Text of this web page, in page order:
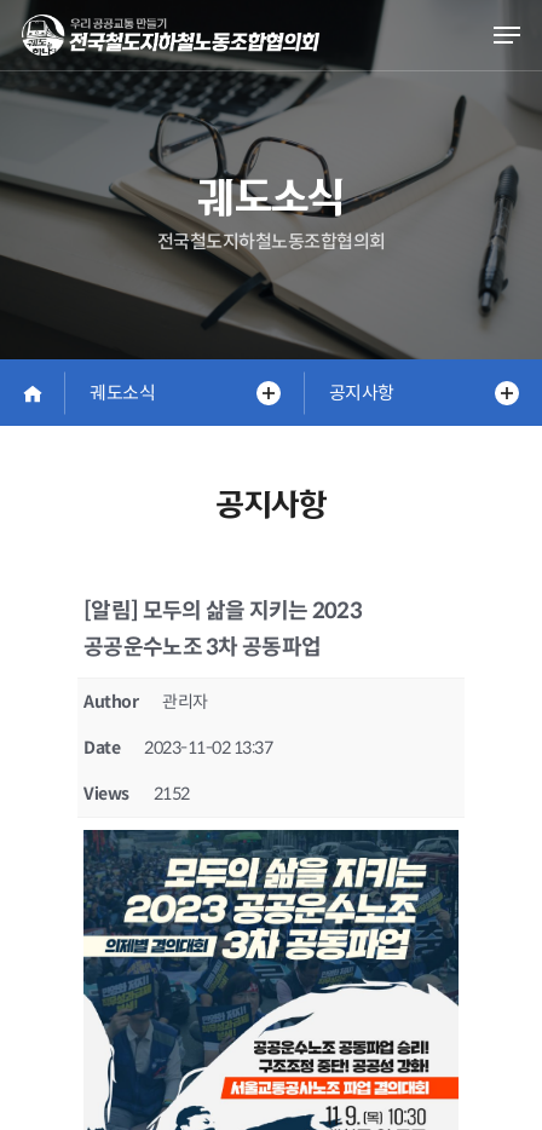
Skip
main
content
궤도소식
전국철도지하철노동조합협의회
궤도소식 공지사항
공지사항
[알림] 모두의 삶을 지키는 2023
공공운수노조 3차 공동파업
Author 관리자
Date 2023-11-02 13:37
Views 2152